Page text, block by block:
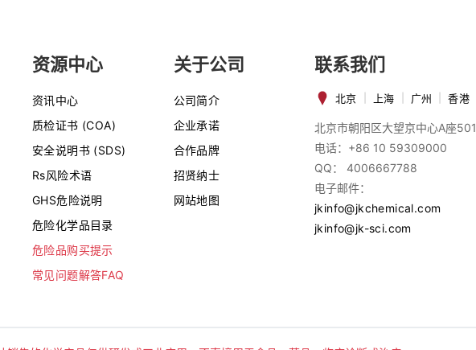
资源中心
资讯中心
质检证书 (COA)
安全说明书 (SDS)
Rs风险术语
GHS危险说明
危险化学品目录
危险品购买提示
常见问题解答FAQ
关于公司
公司简介
企业承诺
合作品牌
招贤纳士
网站地图
联系我们
北京 上海 广州 香港
北京市朝阳区大望京中心A座501
电话：+86 10 59309000
QQ： 4006667788
电子邮件：
jkinfo@jkchemical.com
jkinfo@jk-sci.com